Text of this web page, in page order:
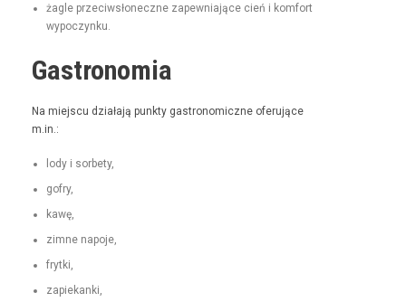
żagle prze­ci­wsłoneczne zapew­ni­a­jące cień i kom­fort
wypoczynku.
Gastronomia
Na miejs­cu dzi­ała­ją punk­ty gas­tro­nom­iczne ofer­u­jące
m.in.:
lody i sorbety,
gofry,
kawę,
zimne napo­je,
fry­t­ki,
zapiekan­ki,